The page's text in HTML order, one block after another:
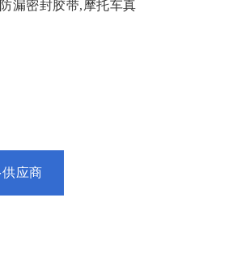
漏密封胶带,摩托车真
应商